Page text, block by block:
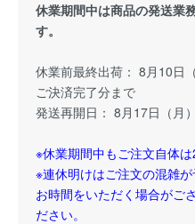
休業期間中は商品の発送業
す。
休業前最終出荷： 8月10日
ご決済完了分まで
発送再開日： 8月17日（月
※休業期間中もご注文自体は
※連休明けはご注文の混雑
お時間をいただく場合がご
ださい。